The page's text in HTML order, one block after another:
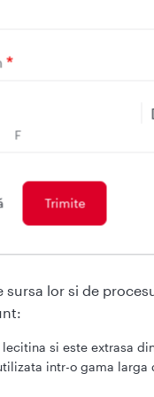
alimentar,
Se adauga,
pentru a preveni
alimentar, deoarece
functionarea
rol important in
componente cheie
lor si de
si este extrasa
intr-o gama larga
F